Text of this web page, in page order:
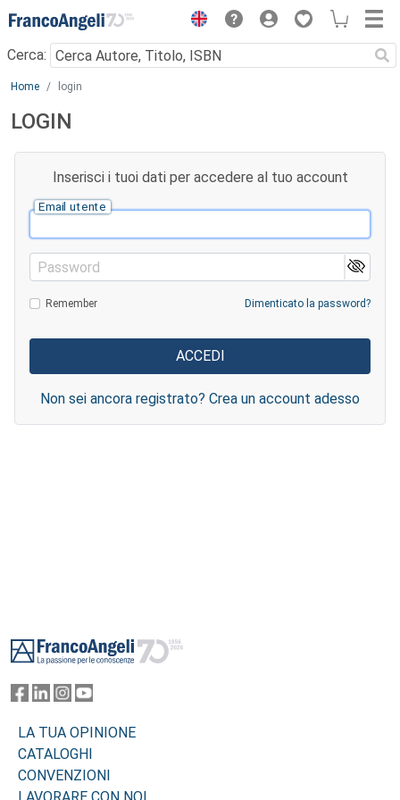
Menu
Cerca:
Main content
Home login
LOGIN
Inserisci i tuoi dati per accedere al tuo account
Email utente
Password
Remember Dimenticato la password?
Non sei ancora registrato? Crea un account adesso
LA TUA OPINIONE
CATALOGHI
CONVENZIONI